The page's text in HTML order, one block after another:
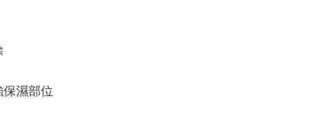
濕部位